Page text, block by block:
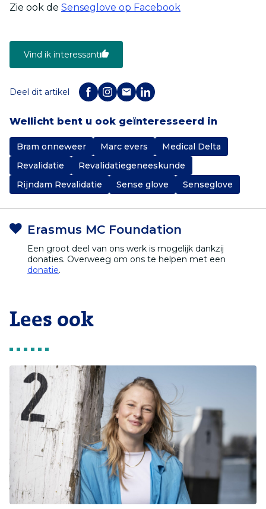
Zie ook de Senseglove op Facebook
Vind ik interessant
Deel dit artikel
Wellicht bent u ook geïnteresseerd in
Bram onneweer Marc evers
Medical Delta
Revalidatie
Revalidatiegeneeskunde
Rijndam Revalidatie
Sense glove Senseglove
Erasmus MC Foundation
Een groot deel van ons werk is mogelijk dankzij
donaties. Overweeg om ons te helpen met een
donatie.
Lees ook